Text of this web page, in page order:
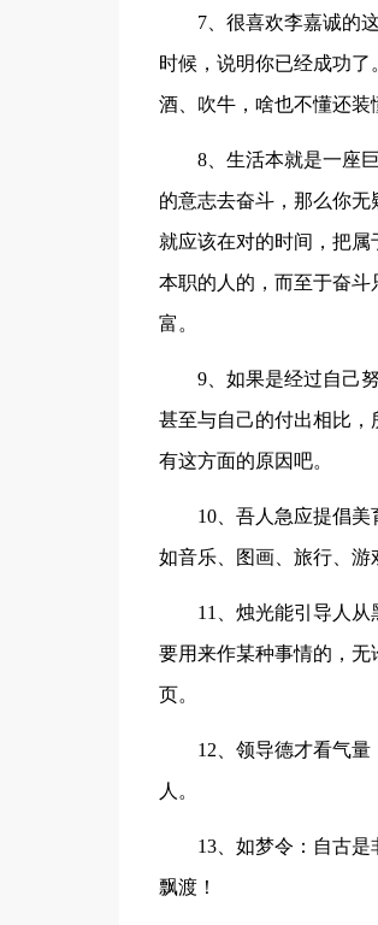
7、很喜欢李嘉诚的
时候，说明你已经成功
酒、吹牛，啥也不懂还装
8、生活本就是一座
的意志去奋斗，那么你
就应该在对的时间，把
本职的人的，而至于奋
富。
9、如果是经过自己
甚至与自己的付出相比
有这方面的原因吧。
10、吾人急应提倡
如音乐、图画、旅行、游
11、烛光能引导人
要用来作某种事情的，
页。
12、领导德才看气
人。
13、如梦令：自古
飘渡！